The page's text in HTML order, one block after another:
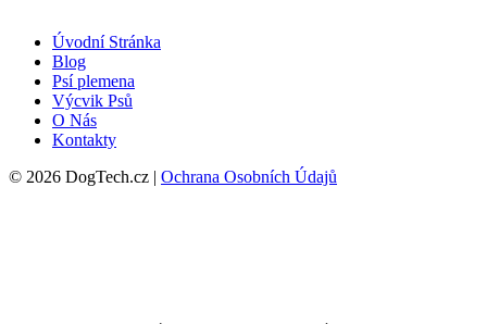
Úvodní Stránka
Blog
Psí plemena
Výcvik Psů
O Nás
Kontakty
© 2026 DogTech.cz | Ochrana Osobních Údajů